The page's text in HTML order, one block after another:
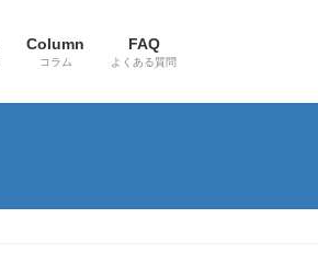
Column
コラム
FAQ
よくある質問